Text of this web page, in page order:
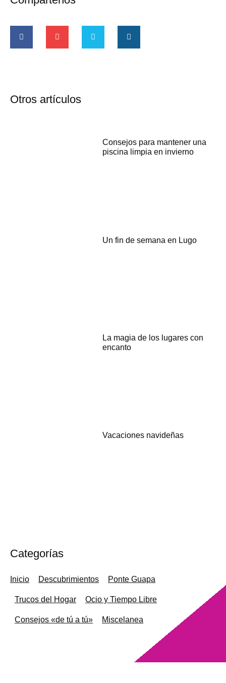
Otros artículos
Consejos para mantener una
piscina limpia en invierno
Un fin de semana en Lugo
La magia de los lugares con
encanto
Vacaciones navideñas
Categorías
Inicio Descubrimientos Ponte Guapa
Trucos del Hogar Ocio y Tiempo Libre
Consejos «de tú a tú» Miscelanea